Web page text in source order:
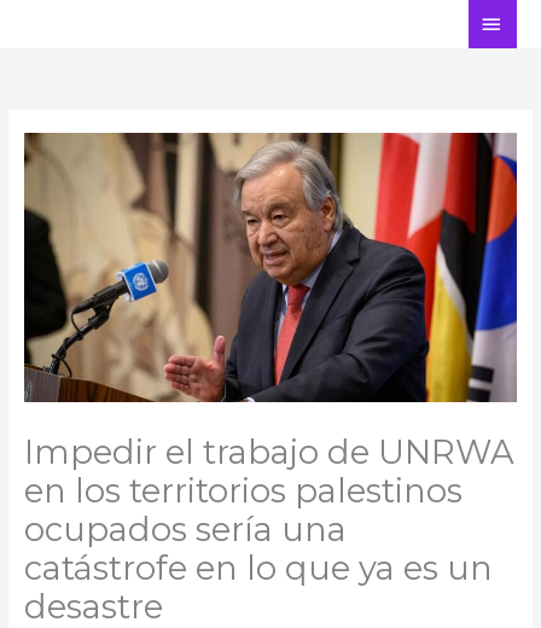
Impedir el trabajo de UNRWA
en los territorios palestinos
ocupados sería una
catástrofe en lo que ya es un
desastre